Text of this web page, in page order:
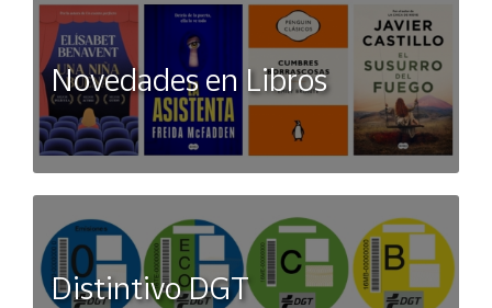
Novedades en Libros
Distintivo DGT